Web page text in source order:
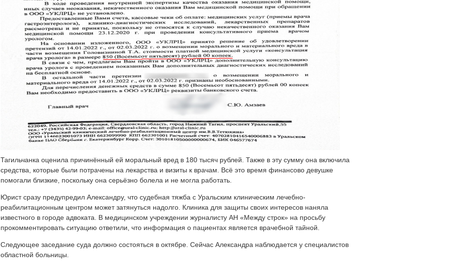
Тагильчанка оценила причинённый ей моральный вред в 180 тысяч рублей. Также в эту сумму она включила
средства, которые были потрачены на лекарства и визиты к врачам. Всё это время финансово девушке
помогали близкие, поскольку она серьёзно болела и не могла работать.
Юрист сразу предупредил Александру, что судебная тяжба с Уральским клиническим лечебно-
реабилитационным центром может затянуться надолго. Клиника для защиты своих интересов наняла
известного в городе адвоката. В медицинском учреждении журналисту АН «Между строк» на просьбу
прокомментировать ситуацию ответили, что информация о пациентах является врачебной тайной.
Следующее заседание суда должно состояться в октябре. Сейчас Александра наблюдается у специалистов
областной больницы.